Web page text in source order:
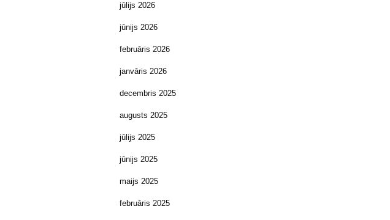
jūlijs 2026
jūnijs 2026
februāris 2026
janvāris 2026
decembris 2025
augusts 2025
jūlijs 2025
jūnijs 2025
maijs 2025
februāris 2025